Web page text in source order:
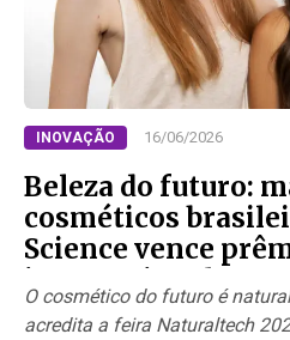
INOVAÇÃO 16/06/2026
Beleza do futuro:
cosméticos
Science vence
internacional
O cosmético do futuro é
acredita a feira Naturaltech